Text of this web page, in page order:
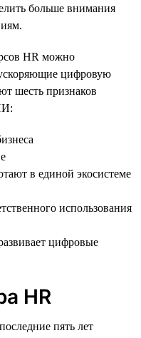
больше внимания
HR можно
цифровую
шесть признаков
в единой экосистеме
использования
цифровые
HR
пять лет